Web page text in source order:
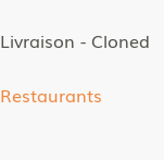
Livraison - Cloned
Restaurants